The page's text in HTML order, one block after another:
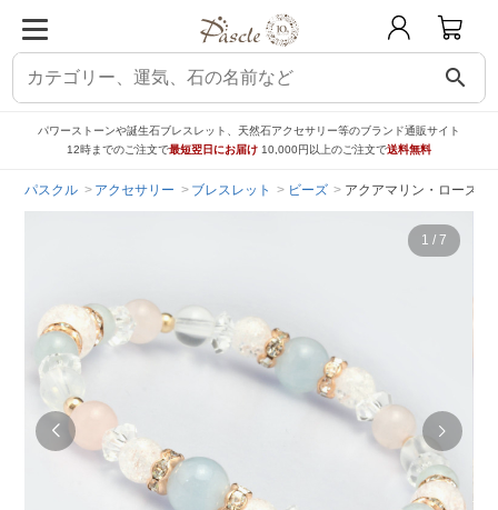
search
パワーストーンや誕生石ブレスレット、天然石アクセサリー等のブランド通販サイト
12時までのご注文で最短翌日にお届け 10,000円以上のご注文で送料無料
パスクル アクセサリー ブレスレット ビーズ アクアマリン・ローズク
1 / 7